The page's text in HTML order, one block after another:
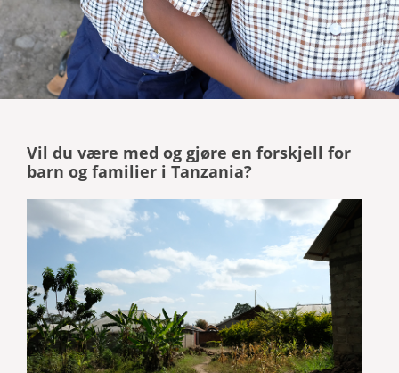
Vil du være med og gjøre en forskjell for
barn og familier i Tanzania?